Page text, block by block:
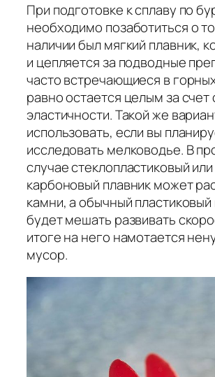
При подготовке к сплаву по
необходимо позаботиться о
наличии был мягкий плавник,
и цепляется за подводные
часто встречающиеся в
равно остается целым за счет
эластичности. Такой же
использовать, если вы
исследовать мелководье. В
случае стеклопластиковый или
карбоновый плавник может
камни, а обычный
будет мешать развивать
итоге на него намотается
мусор.